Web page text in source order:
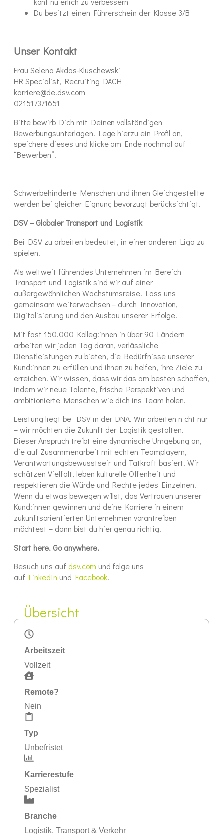
Du besitzt einen Führerschein der Klasse 3/B
Unser Kontakt
Frau Selena Akdas-Kluschewski
HR Specialist, Recruiting DACH
karriere@de.dsv.com
021517371651
Bitte bewirb Dich mit Deinen vollständigen
Bewerbungsunterlagen. Lege hierzu ein Profil an,
speichere dieses und klicke am Ende nochmal auf
“Bewerben”.
Schwerbehinderte Menschen und ihnen Gleichgestellte
werden bei gleicher Eignung bevorzugt berücksichtigt.
DSV – Globaler Transport und Logistik
Bei DSV zu arbeiten bedeutet, in einer anderen Liga zu
spielen.
Als weltweit führendes Unternehmen im Bereich
Transport und Logistik sind wir auf einer
außergewöhnlichen Wachstumsreise. Lass uns
gemeinsam weiterwachsen – durch Innovation,
Digitalisierung und den Ausbau unserer Erfolge.
Mit fast 150.000 Kolleg:innen in über 90 Ländern
arbeiten wir jeden Tag daran, verlässliche
Dienstleistungen zu bieten, die Bedürfnisse unserer
Kund:innen zu erfüllen und ihnen zu helfen, ihre Ziele zu
erreichen. Wir wissen, dass wir das am besten schaffen,
indem wir neue Talente, frische Perspektiven und
ambitionierte Menschen wie dich ins Team holen.
Leistung liegt bei DSV in der DNA. Wir arbeiten nicht nur
– wir möchten die Zukunft der Logistik gestalten.
Dieser Anspruch treibt eine dynamische Umgebung an,
die auf Zusammenarbeit mit echten Teamplayern,
Verantwortungsbewusstsein und Tatkraft basiert. Wir
schätzen Vielfalt, leben kulturelle Offenheit und
respektieren die Würde und Rechte jedes Einzelnen.
Wenn du etwas bewegen willst, das Vertrauen unserer
Kund:innen gewinnen und deine Karriere in einem
zukunftsorientierten Unternehmen vorantreiben
möchtest – dann bist du hier genau richtig.
Start here. Go anywhere.
Besuch uns auf dsv.com und folge uns
auf LinkedIn und Facebook.
Übersicht
Arbeitszeit
Vollzeit
Remote?
Nein
Typ
Unbefristet
Karrierestufe
Spezialist
Branche
Logistik, Transport & Verkehr